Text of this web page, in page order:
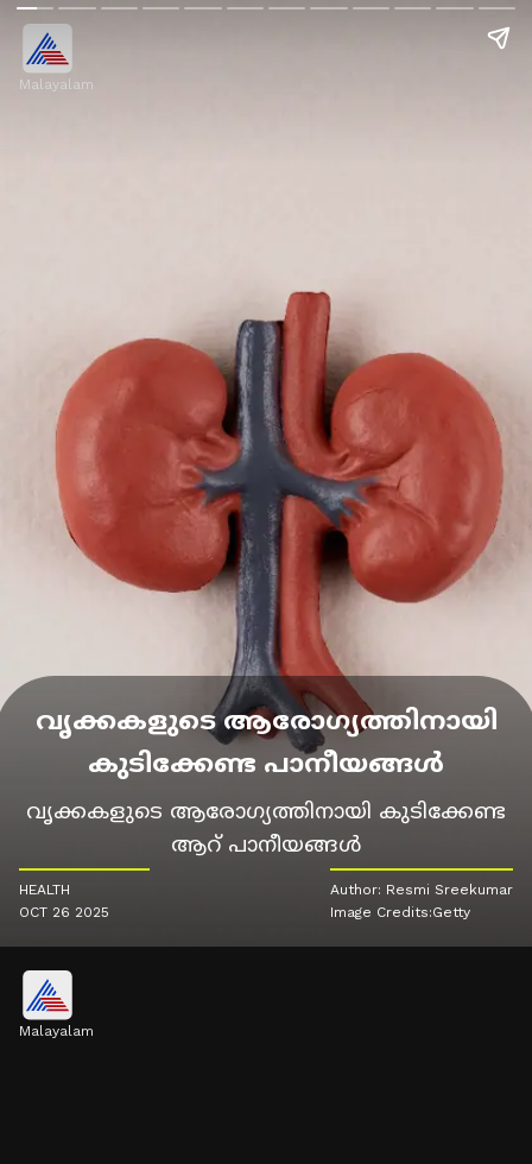
Malayalam
വൃക്കകളുടെ ആരോഗ്യത്തിനായി
കുടിക്കേണ്ട പാനീയങ്ങൾ
വൃക്കകളുടെ ആരോഗ്യത്തിനായി കുടിക്കേണ്ട
ആറ് പാനീയങ്ങൾ
HEALTH
OCT 26 2025
Author: Resmi Sreekumar
Image Credits:Getty
Malayalam